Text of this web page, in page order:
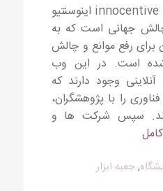
معرفی وب سایت innocentive اینوسنتیو
جهانی است که به
رفع موانع و چالش
است. در این وب
وجود دارند که
را با پژوهشگران،
سپس شرکت ها و
,جعبه ابزار